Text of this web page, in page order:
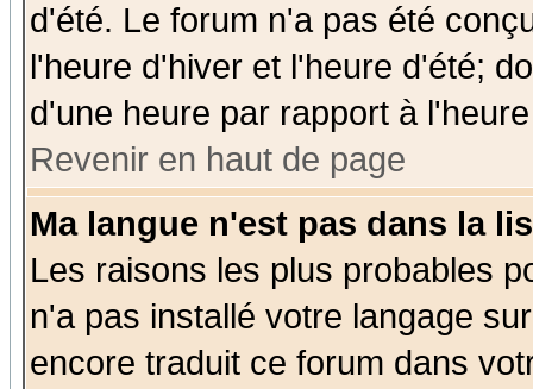
d'été. Le forum n'a pas été
l'heure d'hiver et l'heure d'été;
d'une heure par rapport à
Revenir en haut de page
Ma langue n'est pas dans la
Les raisons les plus probables
n'a pas installé votre langage
encore traduit ce forum dans